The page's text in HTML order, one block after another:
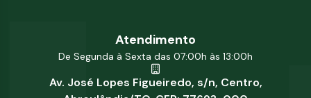
Atendimento
De Segunda à Sexta das 07:00h às 13:00h
Av. José Lopes Figueiredo, s/n, Centro,